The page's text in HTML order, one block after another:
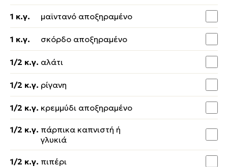
1 κ.γ. μαϊντανό αποξηραμένο
1 κ.γ. σκόρδο αποξηραμένο
1/2 κ.γ. αλάτι
1/2 κ.γ. ρίγανη
1/2 κ.γ. κρεμμύδι αποξηραμένο
1/2 κ.γ. πάρπικα καπνιστή ή
γλυκιά
1/2 κ.γ. πιπέρι